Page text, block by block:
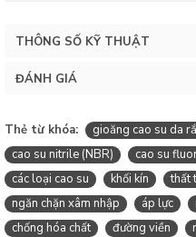
THÔNG SỐ KỸ THUẬT
ĐÁNH GIÁ
Thẻ từ khóa: gioăng cao su da
cao su nitrile (NBR)
cao su
các loại cao su
khối kín
thất
ngăn chặn xâm nhập
áp lực
chống hóa chất
đường viền